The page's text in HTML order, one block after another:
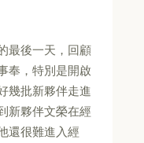
最後一天，回顧
奉，特別是開啟
幾批新夥伴走進
新夥伴文榮在經
還很難進入經